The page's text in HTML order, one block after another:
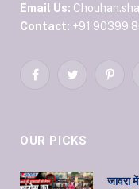
Email Us:
Contact: +91 90399
FacebookTwitter
OUR PICKS
जावरा